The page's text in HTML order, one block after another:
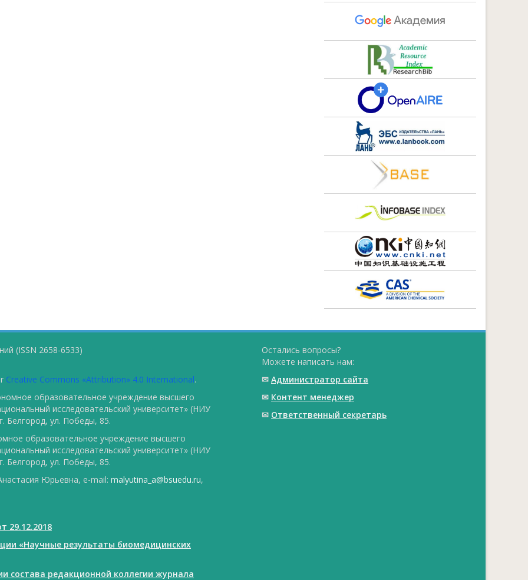
(ISSN 2658-6533)
Creative Commons «Attribution» 4.0 International.
образовательное учреждение высшего
исследовательский университет» (НИУ
Белгород, ул. Победы, 85.
образовательное учреждение высшего
исследовательский университет» (НИУ
Белгород, ул. Победы, 85.
Юрьевна, e-mail: malyutina_a@bsuedu.ru,
29.12.2018
«Научные результаты биомедицинских
состава редакционной коллегии журнала
Остались вопросы?
Можете написать нам:
✉ Администратор сайта
✉ Контент менеджер
✉ Ответственный cекретарь